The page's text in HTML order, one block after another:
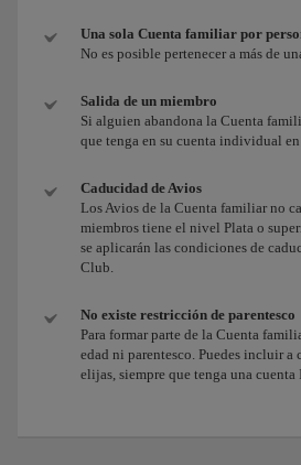
Una sola Cuenta familiar por
No es posible pertenecer a más de
Salida de un miembro
Si alguien abandona la Cuenta
que tenga en su cuenta individual en
Caducidad de Avios
Los Avios de la Cuenta familiar no
miembros tiene el nivel Plata o
se aplicarán las condiciones de
Club.
No existe restricción de parentesco
Para formar parte de la Cuenta
edad ni parentesco. Puedes incluir a
elijas, siempre que tenga una cuenta